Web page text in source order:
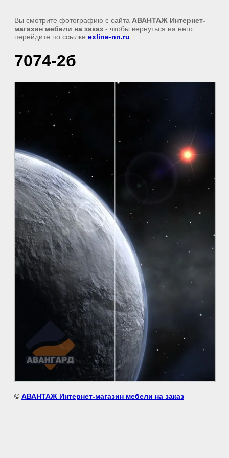
Вы смотрите фотографию с сайта АВАНТАЖ Интернет-
магазин мебели на заказ - чтобы вернуться на него
перейдите по ссылке exline-nn.ru
7074-2б
© АВАНТАЖ Интернет-магазин мебели на заказ